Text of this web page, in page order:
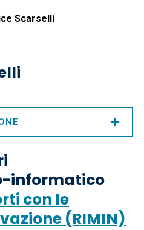
Scarselli
informatico
con le
(RIMIN)